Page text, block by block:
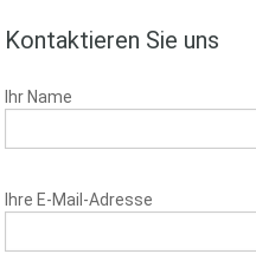
Kontaktieren Sie uns
Ihr Name
Ihre E-Mail-Adresse